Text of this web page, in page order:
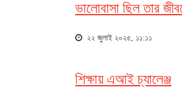
ভালোবাসা ছিল তার
২২ জুলাই ২০২৫, ১১:১১
শিক্ষায় এআই চ্যালেঞ্জ